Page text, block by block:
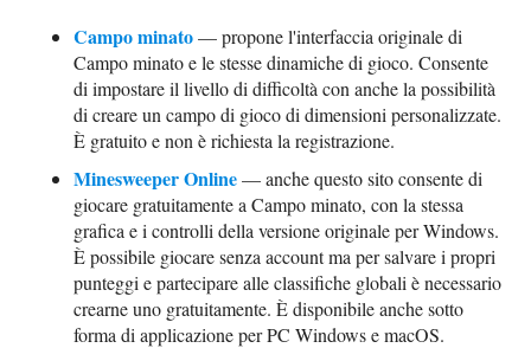
Campo minato— propone l'interfaccia originale di
Campo minato e le stesse dinamiche di gioco. Consente
di impostare il livello di difficoltà con anche la possibilità
di creare un campo di gioco di dimensioni personalizzate.
È gratuito e non è richiesta la registrazione.
Minesweeper Online— anche questo sito consente di
giocare gratuitamente a Campo minato, con la stessa
grafica e i controlli della versione originale per Windows.
È possibile giocare senza account ma per salvare i propri
punteggi e partecipare alle classifiche globali è necessario
crearne uno gratuitamente. È disponibile anche sotto
forma di applicazione per PC Windows e macOS.